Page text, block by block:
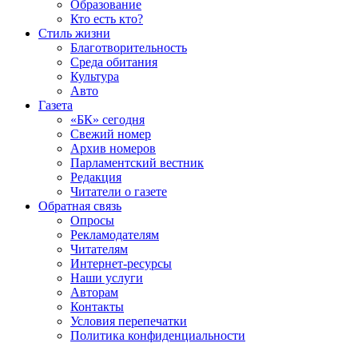
Образование
Кто есть кто?
Стиль жизни
Благотворительность
Среда обитания
Культура
Авто
Газета
«БК» сегодня
Свежий номер
Архив номеров
Парламентский вестник
Редакция
Читатели о газете
Обратная связь
Опросы
Рекламодателям
Читателям
Интернет-ресурсы
Наши услуги
Авторам
Контакты
Условия перепечатки
Политика конфиденциальности